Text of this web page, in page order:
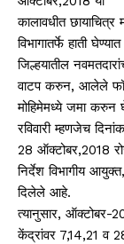
कालावधीत छायाचित्र
विभागातर्फे हाती
जिल्हयातील
वाटप करुन, आलेले
मोहिमेमध्ये जमा करुन
रविवारी म्हणजेच
28 ऑक्टोबर,2018
निर्देश विभागीय
दिलेले आहे.
त्यानुसार, ऑक्टोबर-
केंद्रांवर 7,14,21 व